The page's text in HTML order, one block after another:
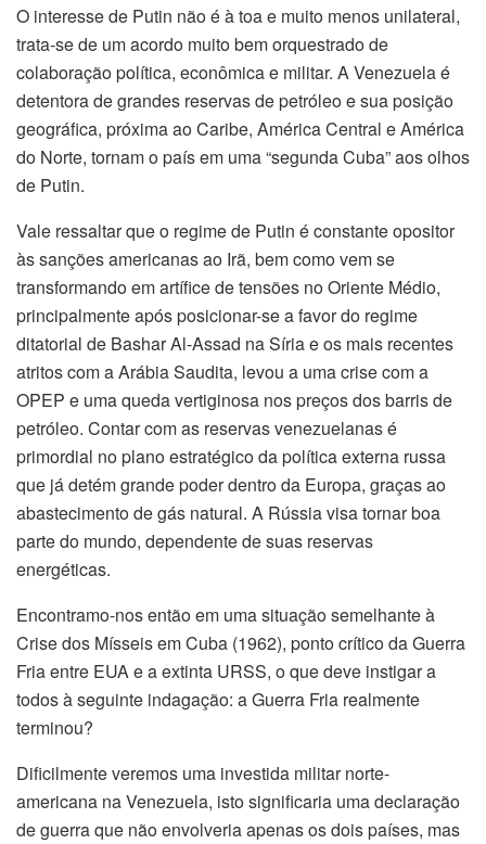
O interesse de Putin não é à toa e muito menos unilateral,
trata-se de um acordo muito bem orquestrado de
colaboração política, econômica e militar. A Venezuela é
detentora de grandes reservas de petróleo e sua posição
geográfica, próxima ao Caribe, América Central e América
do Norte, tornam o país em uma “segunda Cuba” aos olhos
de Putin.
Vale ressaltar que o regime de Putin é constante opositor
às sanções americanas ao Irã, bem como vem se
transformando em artífice de tensões no Oriente Médio,
principalmente após posicionar-se a favor do regime
ditatorial de Bashar Al-Assad na Síria e os mais recentes
atritos com a Arábia Saudita, levou a uma crise com a
OPEP e uma queda vertiginosa nos preços dos barris de
petróleo. Contar com as reservas venezuelanas é
primordial no plano estratégico da política externa russa
que já detém grande poder dentro da Europa, graças ao
abastecimento de gás natural. A Rússia visa tornar boa
parte do mundo, dependente de suas reservas
energéticas.
Encontramo-nos então em uma situação semelhante à
Crise dos Mísseis em Cuba (1962), ponto crítico da Guerra
Fria entre EUA e a extinta URSS, o que deve instigar a
todos à seguinte indagação: a Guerra Fria realmente
terminou?
Dificilmente veremos uma investida militar norte-
americana na Venezuela, isto significaria uma declaração
de guerra que não envolveria apenas os dois países, mas